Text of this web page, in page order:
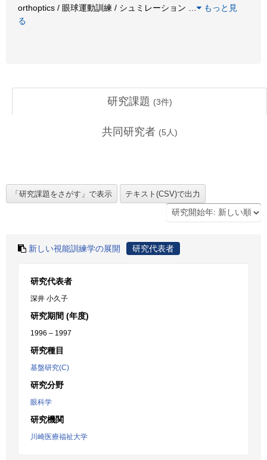
orthoptics / 眼球運動訓練 / シュミレーション
もっと見
る
研究課題 (3件)
共同研究者 (5 人)
新しい視能訓練学の展開 研究代表者
研究代表者
深井 小久子
研究期間 (年度)
1996 – 1997
研究種目
基盤研究(C)
研究分野
眼科学
研究機関
川崎医療福祉大学